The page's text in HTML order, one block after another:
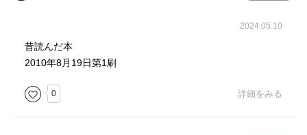
2024.05.10
昔読んだ本
2010年8月19日第1刷
0 詳細をみる